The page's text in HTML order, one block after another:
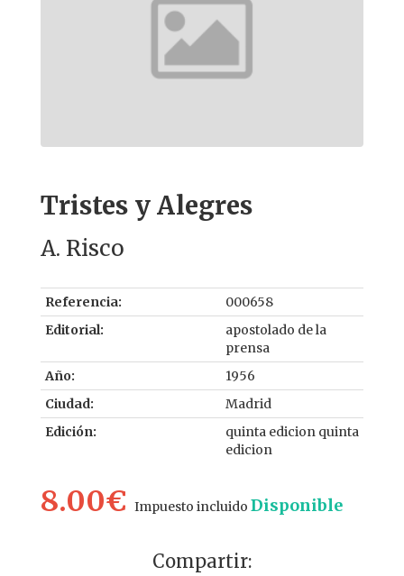
Tristes y Alegres
A. Risco
Referencia:
000658
Editorial:
apostolado de la
prensa
Año:
1956
Ciudad:
Madrid
Edición:
quinta edicion quinta
edicion
8.00€ Impuesto incluido Disponible
Compartir: